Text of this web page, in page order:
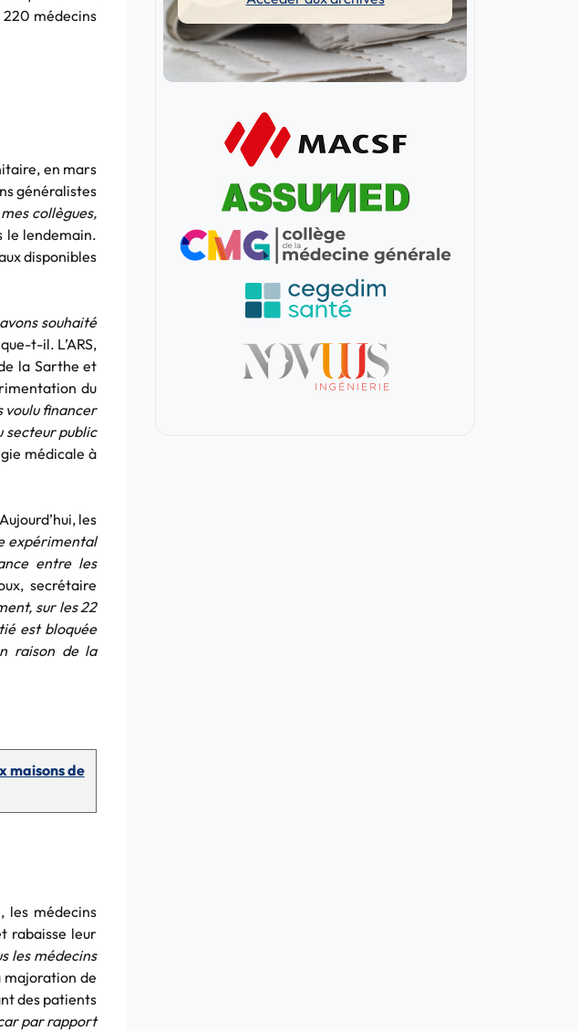
220 médecins
en mars
généralistes
collègues,
le lendemain.
disponibles
avons souhaité
t-il. L’ARS,
la Sarthe et
du
voulu financer
secteur public
médicale à
les
expérimental
entre les
secrétaire
sur les 22
est bloquée
raison de la
maisons de
les médecins
rabaisse leur
les médecins
de
des patients
par rapport